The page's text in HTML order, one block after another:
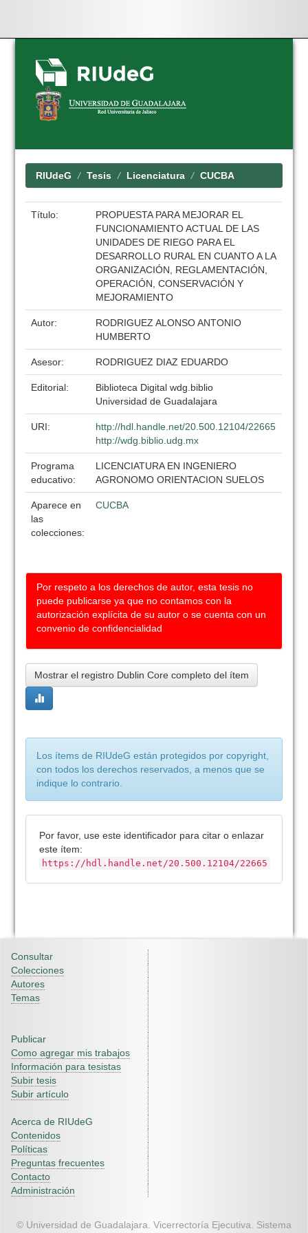
Skip
navigation
RIUdeG Tesis Licenciatura CUCBA
Título:
PROPUESTA PARA MEJORAR EL
FUNCIONAMIENTO ACTUAL DE LAS
UNIDADES DE RIEGO PARA EL
DESARROLLO RURAL EN CUANTO A LA
ORGANIZACIÓN, REGLAMENTACIÓN,
OPERACIÓN, CONSERVACIÓN Y
MEJORAMIENTO
Autor:
RODRIGUEZ ALONSO ANTONIO
HUMBERTO
Asesor: RODRIGUEZ DIAZ EDUARDO
Editorial:
Biblioteca Digital wdg.biblio
Universidad de Guadalajara
URI:
http://hdl.handle.net/20.500.12104/22665
http://wdg.biblio.udg.mx
Programa
educativo:
LICENCIATURA EN INGENIERO
AGRONOMO ORIENTACION SUELOS
Aparece en
las
colecciones:
CUCBA
Por respeto a los derechos de autor, esta tesis no
puede publicarse ya que no contamos con la
autorización explícita de su autor o se cuenta con un
convenio de confidencialidad
Mostrar el registro Dublin Core completo del ítem
Los ítems de RIUdeG están protegidos por copyright,
con todos los derechos reservados, a menos que se
indique lo contrario.
Por favor, use este identificador para citar o enlazar
este ítem:
https://hdl.handle.net/20.500.12104/22665
Consultar
Colecciones
Autores
Temas
Publicar
Como agregar mis trabajos
Información para tesistas
Subir tesis
Subir artículo
Acerca de RIUdeG
Contenidos
Políticas
Preguntas frecuentes
Contacto
Administración
© Universidad de Guadalajara. Vicerrectoría Ejecutiva. Sistema